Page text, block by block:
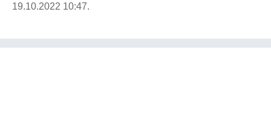
19.10.2022 10:47.